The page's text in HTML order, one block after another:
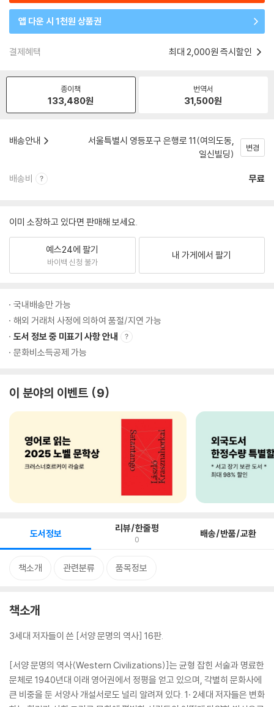
앱 다운 시 1천원 상품권
결제혜택 최대 2,000원 즉시할인
종이책
133,480원
번역서
31,500원
배송안내
서울특별시 영등포구 은행로 11(여의도동,
일신빌딩)
변경
배송비 무료
이미 소장하고 있다면 판매해 보세요.
예스24에 팔기
바이백 신청 불가
내 가게에서 팔기
국내배송만 가능
해외 거래처 사정에 의하여 품절/지연 가능
도서 정보 중 미표기 사항 안내
문화비소득공제 가능
이 분야의 이벤트 9
도서정보 리뷰/한줄평
0 배송/반품/교환
책소개 관련분류 품목정보
책소개
3세대 저자들이 쓴 [서양 문명의 역사] 16판.
[서양 문명의 역사(Western Civilizations)]는 균형 잡힌 서술과 명료한
문체로 1940년대 이래 영어권에서 정평을 얻고 있으며, 각별히 문화사에
큰 비중을 둔 서양사 개설서로도 널리 알려져 있다. 1· 2세대 저자들은 변화